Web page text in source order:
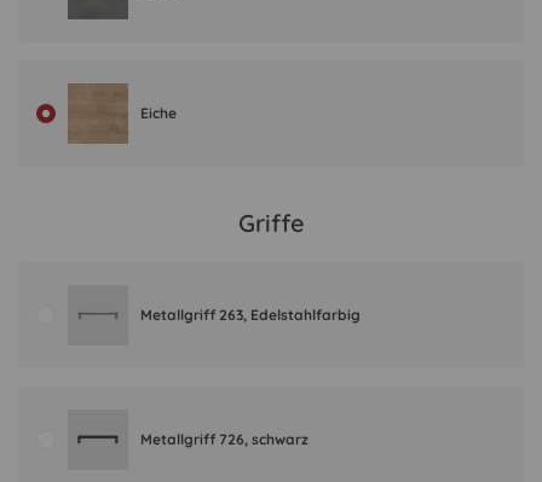
Eiche
Griffe
Metallgriff 263, Edelstahlfarbig
Metallgriff 726, schwarz